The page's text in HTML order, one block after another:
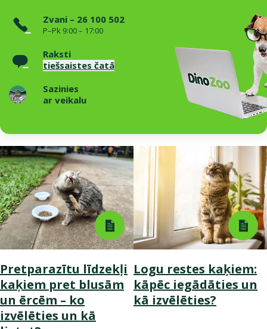
Zvani – 26 100 502
P–Pk 9:00 – 17:00
Raksti
tiešsaistes čatā
Sazinies
ar veikalu
Pretparazītu līdzekļi
kaķiem pret blusām
un ērcēm – ko
izvēlēties un kā
Logu restes kaķiem:
kāpēc iegādāties un
kā izvēlēties?